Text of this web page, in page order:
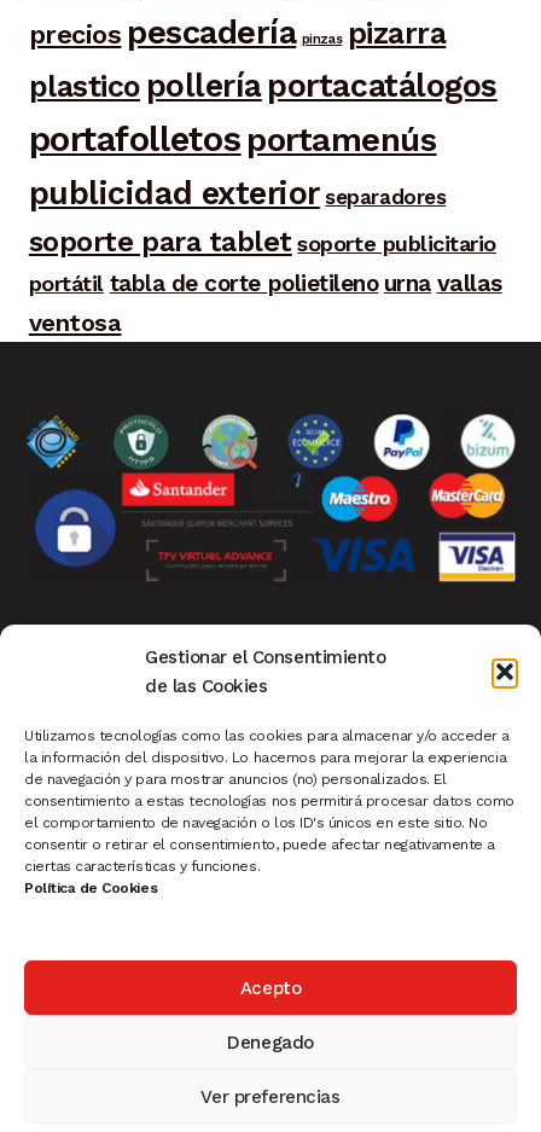
Gestionar el Consentimiento
de las Cookies
Utilizamos tecnologías como las cookies para almacenar y/o acceder a
la información del dispositivo. Lo hacemos para mejorar la experiencia
de navegación y para mostrar anuncios (no) personalizados. El
consentimiento a estas tecnologías nos permitirá procesar datos como
el comportamiento de navegación o los ID's únicos en este sitio. No
consentir o retirar el consentimiento, puede afectar negativamente a
ciertas características y funciones.
Política de Cookies
Acepto
Denegado
Ver preferencias
precios pescadería pinzas pizarra
plastico pollería portacatálogos
portafolletos portamenús
publicidad exterior separadores
soporte para tablet soporte publicitario
portátil tabla de corte polietileno urna vallas
ventosa
| Privacidad| Política de Cookies
Condiciones de Compra |
|
Pescaderías |Carnicerías |Sistema de Turnos |
Cartelería Madrid|Rollup|Ofertas |
Novedades|Productos Destacados
© 2025 Vatisa- PLV, Cartelería, Equipamiento Comercial,